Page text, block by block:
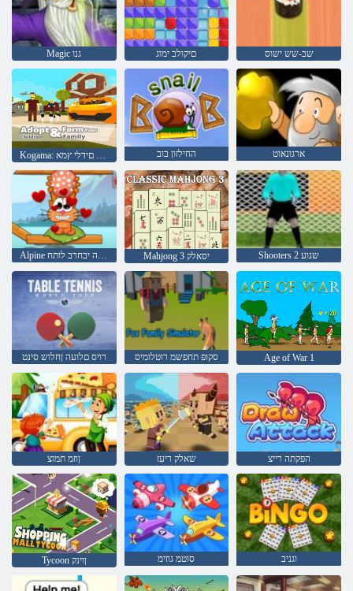
Magic גנו םיקולב ימוג שב-שש ישוס
החילזון בוב ארגונאוט
Alpine ימגא - םלועה יבחרב לותח Mahjong 3 יסאלק Shooters 2 שנוע
רויס םלועה ןחלוש סינט סקופ תחפשמ רוטלומיס Age of War 1
ןוזמ תמוצ שאלק ריעז הפקתה רייצ
Tycoon ןוינק סוטמ גוזימ וגניב